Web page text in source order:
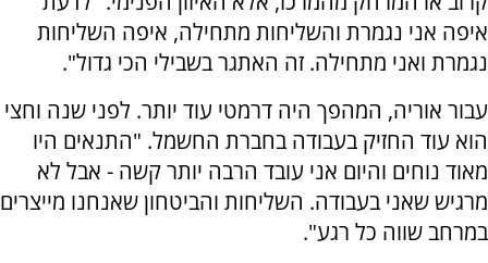
איפה אני נגמרת והשליחות מתחילה, איפה השליחות
נגמרת ואני מתחילה. זה האתגר בשבילי הכי גדול".
עבור אוריה, המהפך היה דרמטי עוד יותר. לפני שנה וחצי
הוא עוד החזיק בעבודה בחברת החשמל. "התנאים היו
מאוד נוחים והיום אני עובד הרבה יותר קשה - אבל לא
מרגיש שאני בעבודה. השליחות והביטחון שאנחנו מייצרים
במרחב שווה כל רגע".